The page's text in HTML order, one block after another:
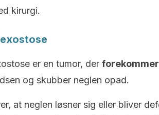
kirurgi.
er en tumor, der
og skubber neglen opad.
at neglen løsner sig eller bliver